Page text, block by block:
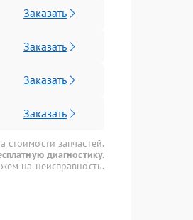
Заказать
Заказать
Заказать
Заказать
стоимости запчастей.
диагностику.
на неисправность.